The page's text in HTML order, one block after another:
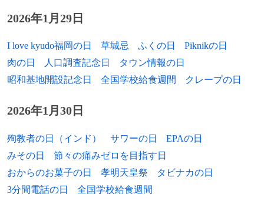
1959年 白井貴子、シンガーソングライター
1959年 ダネーゼ・クーパー、ウィキメディア財団
CTO
1959年
ジェフ・ピルソン、ベーシスト（ドッケ
ン）
1960年 岩崎文紀、作曲家、編曲家
1960年 藤丸敏、政治家
1960年 マウロ・タソッティ、元サッカー選手
2026年1月29日
I love kyudo福岡の日 草城忌 ふくの日
Piknikの日
肉の日
人口調査記念日
タウン情報の日
昭和基地開設記念日
全国学校給食週間 クレープの日
2026年1月30日
殉教者の日（インド） サワーの日
EPAの日
みその日
節々の痛みゼロを目指す日
おからのお菓子の日
孝明天皇祭
タビナカの日
3分間電話の日
全国学校給食週間